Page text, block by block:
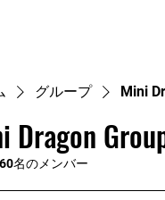
グループ Mini
Dragon
60名のメンバー